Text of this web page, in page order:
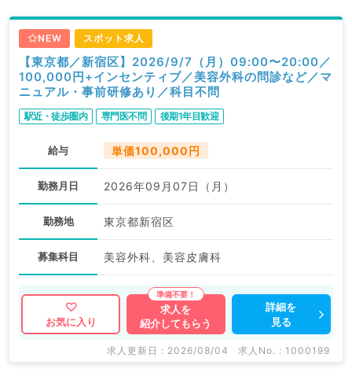
NEW スポット求人
【東京都／新宿区】2026/9/7（月）09:00〜20:00／
100,000円+インセンティブ／美容外科の問診など／マ
ニュアル・事前研修あり／科目不問
駅近・徒歩圏内 専門医不問 後期1年目歓迎
給与 単価100,000円
勤務月日 2026年09月07日（月）
勤務地 東京都新宿区
募集科目 美容外科、美容皮膚科
お気に入り
求人を
紹介してもらう
詳細を
見る
求人更新日 : 2026/08/04 求人No. : 1000199